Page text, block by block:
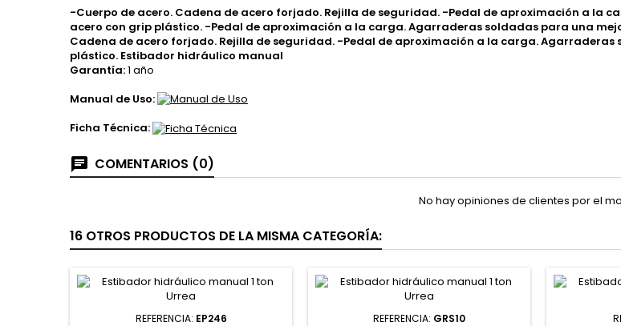
-Cuerpo de acero. Cadena de acero forjado. Rejilla de seguridad. -Pedal de aproximación a la
acero con grip plástico. -Pedal de aproximación a la carga. Agarraderas soldadas para una
Cadena de acero forjado. Rejilla de seguridad. -Pedal de aproximación a la carga.
plástico. Estibador hidráulico manual
Garantía:1 año
Manual de Uso:
Ficha Técnica:
COMENTARIOS (0)
No hay opiniones de clientes por el
16 OTROS PRODUCTOS DE LA MISMA CATEGORÍA:
REFERENCIA: EP246
REFERENCIA: GRS10